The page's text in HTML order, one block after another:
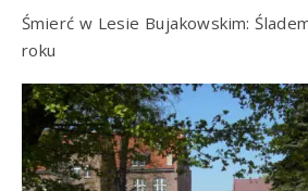
Śmierć w Lesie Bujakowskim:
roku